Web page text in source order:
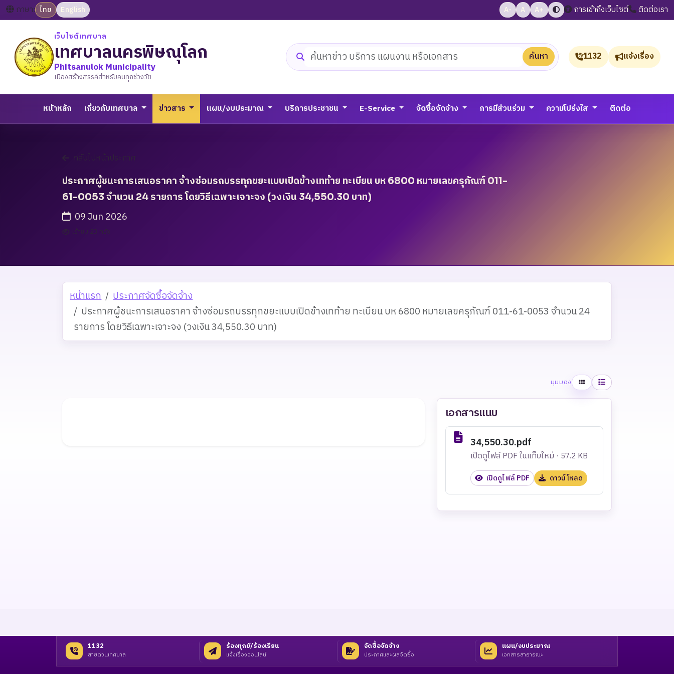
ภาษา: ไทย English A- A A+ การเข้าถึงเว็บไซต์ ติดต่อเรา
เว็บไซต์เทศบาล
เทศบาลนครพิษณุโลก
Phitsanulok Municipality
เมืองสร้างสรรค์สำหรับคนทุกช่วงวัย
ค้นหาเว็บไซต์ ค้นหา 1132 แจ้งเรื่อง
หน้าหลัก เกี่ยวกับเทศบาล ข่าวสาร แผน/งบประมาณ บริการประชาชน E-Service จัดซื้อจัดจ้าง การมีส่วนร่วม ความโปร่งใส ติดต่อ
กลับไปหน้าประกาศ
ประกาศผู้ชนะการเสนอราคา จ้างซ่อมรถบรรทุกขยะแบบเปิดข้างเทท้าย ทะเบียน บห 6800 หมายเลขครุภัณฑ์ 011-
61-0053 จำนวน 24 รายการ โดยวิธีเฉพาะเจาะจง (วงเงิน 34,550.30 บาท)
09 Jun 2026
เข้าชม 23 ครั้ง
หน้าแรก
ประกาศจัดซื้อจัดจ้าง
ประกาศผู้ชนะการเสนอราคา จ้างซ่อมรถบรรทุกขยะแบบเปิดข้างเทท้าย ทะเบียน บห 6800 หมายเลขครุภัณฑ์ 011-61-0053 จำนวน 24
รายการ โดยวิธีเฉพาะเจาะจง (วงเงิน 34,550.30 บาท)
มุมมอง ตารางรายการ
เอกสารแนบ
34,550.30.pdf
เปิดดูไฟล์ PDF ในแท็บใหม่ · 57.2 KB
เปิดดูไฟล์ PDF ดาวน์โหลด
1132
สายด่วนเทศบาล
ร้องทุกข์/ร้องเรียน
แจ้งเรื่องออนไลน์
จัดซื้อจัดจ้าง
ประกาศและผลจัดซื้อ
แผน/งบประมาณ
เอกสารสาธารณะ